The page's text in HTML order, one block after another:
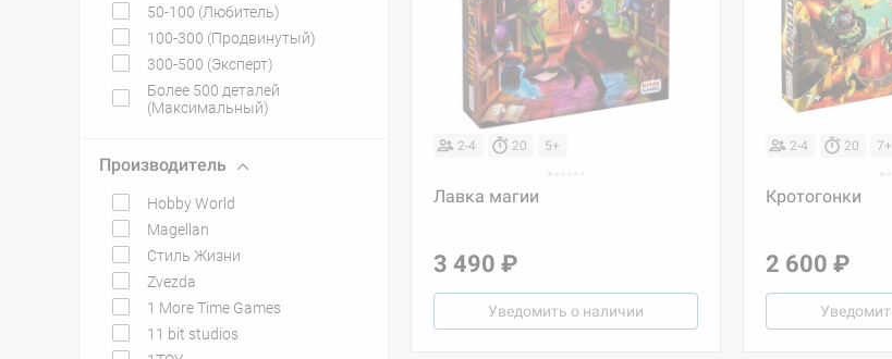
50-100 (Любитель)
100-300 (Продвинутый)
300-500 (Эксперт)
Более 500 деталей
(Максимальный)
Производитель
Hobby World
Magellan
Стиль Жизни
Zvezda
1 More Time Games
11 bit studios
2-4 20 5+
Лавка магии
3 490 ₽
Уведомить о наличии
2-4 20 7+
Кротогонки
2 600 ₽